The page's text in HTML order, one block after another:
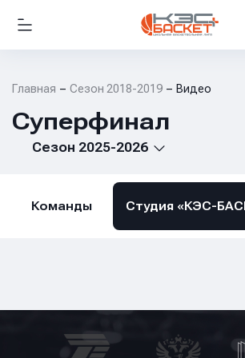
Главная Сезон 2018-2019 Видео
Суперфинал
Сезон 2025-2026
Команды Студия «КЭС-